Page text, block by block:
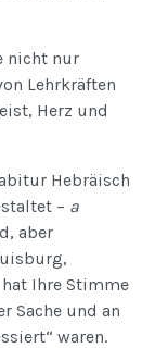
nicht nur
Lehrkräften
Herz und
Hebräisch
– a
aber
Ihre Stimme
Sache und an
waren.